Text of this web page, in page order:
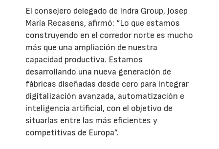
El consejero delegado de Indra Group, Josep
María Recasens, afirmó: “Lo que estamos
construyendo en el corredor norte es mucho
más que una ampliación de nuestra
capacidad productiva. Estamos
desarrollando una nueva generación de
fábricas diseñadas desde cero para integrar
digitalización avanzada, automatización e
inteligencia artificial, con el objetivo de
situarlas entre las más eficientes y
competitivas de Europa”.